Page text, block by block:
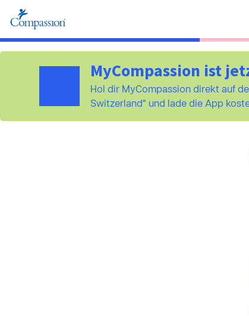
MyCompassion ist
Hol dir MyCompassion direkt auf
Switzerland“ und lade die App